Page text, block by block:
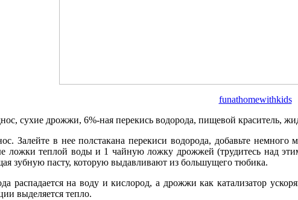
funathomewithkids
сухие дрожжи, 6%-ная перекись водорода, пищевой краситель,
Залейте в нее полстакана перекиси водорода, добавьте
ложки теплой воды и 1 чайную ложку дрожжей (трудитесь над
зубную пасту, которую выдавливают из большущего тюбика.
распадается на воду и кислород, а дрожжи как катализатор
выделяется тепло.